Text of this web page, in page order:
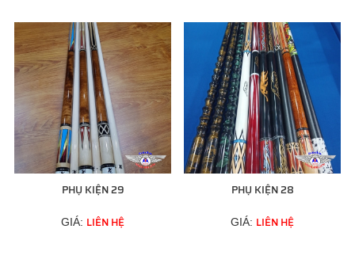
PHỤ KIỆN 29
GIÁ: LIÊN HỆ
PHỤ KIỆN 28
GIÁ: LIÊN HỆ